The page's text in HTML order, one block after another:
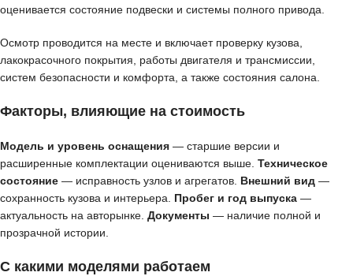
оценивается состояние подвески и системы полного привода.
Осмотр проводится на месте и включает проверку кузова,
лакокрасочного покрытия, работы двигателя и трансмиссии,
систем безопасности и комфорта, а также состояния салона.
Факторы, влияющие на стоимость
Модель и уровень оснащения — старшие версии и
расширенные комплектации оцениваются выше. Техническое
состояние — исправность узлов и агрегатов. Внешний вид —
сохранность кузова и интерьера. Пробег и год выпуска —
актуальность на авторынке. Документы — наличие полной и
прозрачной истории.
С какими моделями работаем